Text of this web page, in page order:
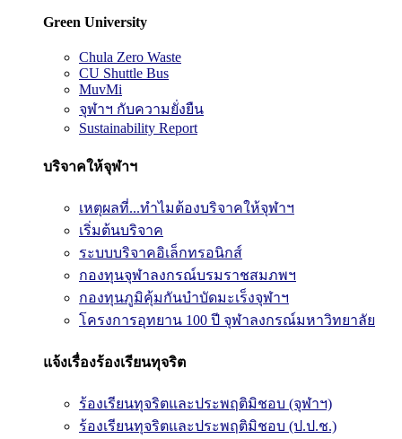
Green University
Chula Zero Waste
CU Shuttle Bus
MuvMi
จุฬาฯ กับความยั่งยืน
Sustainability Report
บริจาคให้จุฬาฯ
เหตุผลที่...ทำไมต้องบริจาคให้จุฬาฯ
เริ่มต้นบริจาค
ระบบบริจาคอิเล็กทรอนิกส์
กองทุนจุฬาลงกรณ์บรมราชสมภพฯ
กองทุนภูมิคุ้มกันบำบัดมะเร็งจุฬาฯ
โครงการอุทยาน 100 ปี จุฬาลงกรณ์มหาวิทยาลัย
แจ้งเรื่องร้องเรียนทุจริต
ร้องเรียนทุจริตและประพฤติมิชอบ (จุฬาฯ)
ร้องเรียนทุจริตและประพฤติมิชอบ (ป.ป.ช.)